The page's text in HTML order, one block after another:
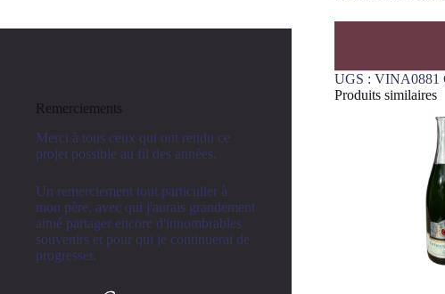
UGS : VINA0881
Produits similaires
Remerciements
Merci à tous ceux qui ont rendu ce
projet possible au fil des années.
Un remerciement tout particulier à
mon père, avec qui j'aurais grandement
aimé partager encore d'innombrables
souvenirs et pour qui je continuerai de
progresser.